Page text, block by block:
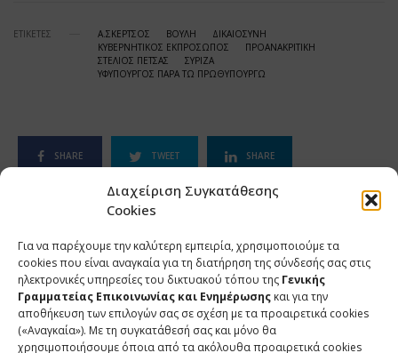
Διαχείριση Συγκατάθεσης
Cookies
Για να παρέχουμε την καλύτερη εμπειρία, χρησιμοποιούμε τα
cookies που είναι αναγκαία για τη διατήρηση της σύνδεσής σας στις
ηλεκτρονικές υπηρεσίες του δικτυακού τόπου της Γενικής
Γραμματείας Επικοινωνίας και Ενημέρωσης και για την
αποθήκευση των επιλογών σας σε σχέση με τα προαιρετικά cookies
(«Αναγκαία»). Με τη συγκατάθεσή σας και μόνο θα
χρησιμοποιήσουμε όποια από τα ακόλουθα προαιρετικά cookies
ΕΤΙΚΕΤΕΣ Α.ΣΚΕΡΤΣΟΣ ΒΟΥΛΗ
ΔΙΚΑΙΟΣΥΝΗ
ΚΥΒΕΡΝΗΤΙΚΟΣ ΕΚΠΡΟΣΩΠΟΣ
ΠΡΟΑΝΑΚΡΙΤΙΚΗ
ΣΤΕΛΙΟΣ ΠΕΤΣΑΣ
ΣΥΡΙΖΑ
ΥΦΥΠΟΥΡΓΟΣ ΠΑΡΑ ΤΩ ΠΡΩΘΥΠΟΥΡΓΩ
SHARE TWEET SHARE
ΣΧΕΤΙΚΑ ΑΡΘΡΑ